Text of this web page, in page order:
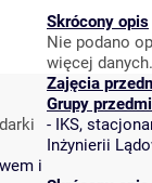
Skrócony opis
Nie podano
więcej danych.
i
Zajęcia
Grupy
- IKS,
Inżynierii